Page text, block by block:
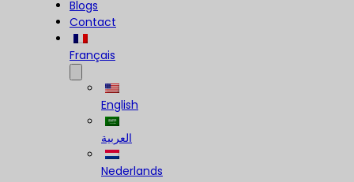
Blogs
Contact
Français
English
العربية
Nederlands